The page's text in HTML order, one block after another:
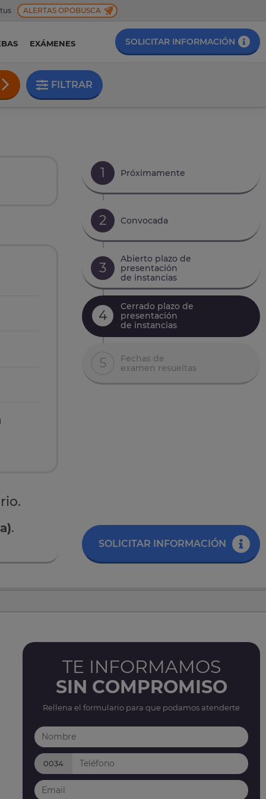
ALERTAS OPOBUSCA
EXÁMENES SOLICITAR INFORMACIÓN
FILTRAR
.
1 Próximamente
2 Convocada
3
Abierto plazo de
presentación
de instancias
4
Cerrado plazo de
presentación
de instancias
5
Fechas de
examen resueltas
SOLICITAR INFORMACIÓN
TE INFORMAMOS
SIN COMPROMISO
Rellena el formulario para que podamos atenderte
0034